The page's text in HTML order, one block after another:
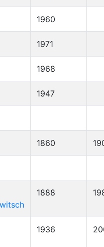
1960
1971
1968
1947
1860
1888
1936